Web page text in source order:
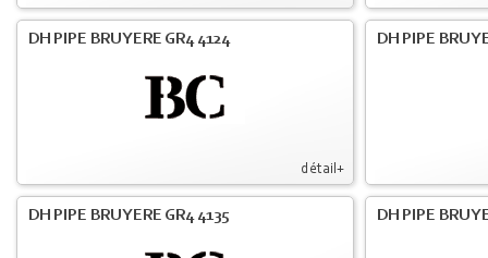
détail+
DH PIPE BRUYERE GR4 4124 DH PIPE
DH PIPE BRUYERE GR4 4135 DH PIPE